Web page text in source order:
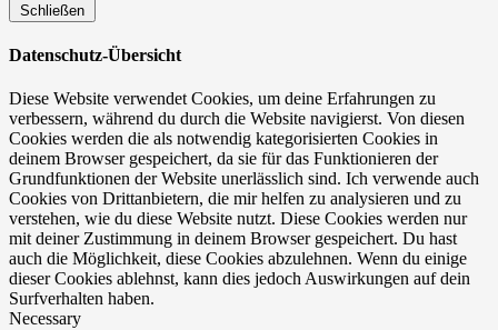
Schließen
Datenschutz-Übersicht
Diese Website verwendet Cookies, um deine Erfahrungen zu
verbessern, während du durch die Website navigierst. Von diesen
Cookies werden die als notwendig kategorisierten Cookies in
deinem Browser gespeichert, da sie für das Funktionieren der
Grundfunktionen der Website unerlässlich sind. Ich verwende auch
Cookies von Drittanbietern, die mir helfen zu analysieren und zu
verstehen, wie du diese Website nutzt. Diese Cookies werden nur
mit deiner Zustimmung in deinem Browser gespeichert. Du hast
auch die Möglichkeit, diese Cookies abzulehnen. Wenn du einige
dieser Cookies ablehnst, kann dies jedoch Auswirkungen auf dein
Surfverhalten haben.
Necessary